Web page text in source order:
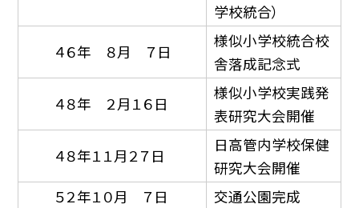
学校統合）
４６年 ８月 ７日
様似小学校統合校
舎落成記念式
４８年 ２月１６日
様似小学校実践発
表研究大会開催
４８年１１月２７日
日高管内学校保健
研究大会開催
５２年１０月 ７日
交通公園完成